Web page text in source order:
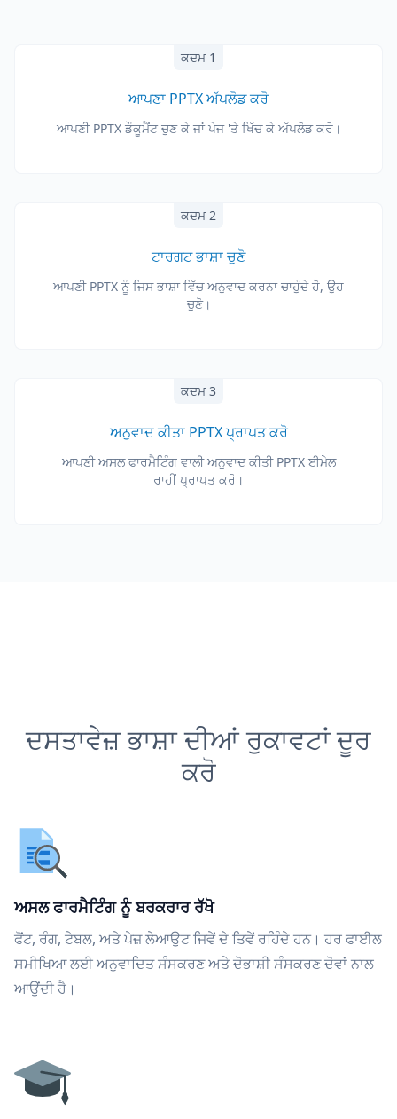
ਕਦਮ 1
ਆਪਣਾ PPTX ਅੱਪਲੋਡ ਕਰੋ
ਆਪਣੀ PPTX ਡੌਕੂਮੈਂਟ ਚੁਣ ਕੇ ਜਾਂ ਪੇਜ 'ਤੇ ਖਿੱਚ ਕੇ ਅੱਪਲੋਡ ਕਰੋ।
ਕਦਮ 2
ਟਾਰਗਟ ਭਾਸ਼ਾ ਚੁਣੋ
ਆਪਣੀ PPTX ਨੂੰ ਜਿਸ ਭਾਸ਼ਾ ਵਿੱਚ ਅਨੁਵਾਦ ਕਰਨਾ ਚਾਹੁੰਦੇ ਹੋ, ਉਹ
ਚੁਣੋ।
ਕਦਮ 3
ਅਨੁਵਾਦ ਕੀਤਾ PPTX ਪ੍ਰਾਪਤ ਕਰੋ
ਆਪਣੀ ਅਸਲ ਫਾਰਮੈਟਿੰਗ ਵਾਲੀ ਅਨੁਵਾਦ ਕੀਤੀ PPTX ਈਮੇਲ
ਰਾਹੀਂ ਪ੍ਰਾਪਤ ਕਰੋ।
ਦਸਤਾਵੇਜ਼ ਭਾਸ਼ਾ ਦੀਆਂ ਰੁਕਾਵਟਾਂ ਦੂਰ
ਕਰੋ
ਅਸਲ ਫਾਰਮੈਟਿੰਗ ਨੂੰ ਬਰਕਰਾਰ ਰੱਖੋ
ਫੋਂਟ, ਰੰਗ, ਟੇਬਲ, ਅਤੇ ਪੇਜ਼ ਲੇਆਉਟ ਜਿਵੇਂ ਦੇ ਤਿਵੇਂ ਰਹਿੰਦੇ ਹਨ। ਹਰ ਫਾਈਲ
ਸਮੀਖਿਆ ਲਈ ਅਨੁਵਾਦਿਤ ਸੰਸਕਰਣ ਅਤੇ ਦੋਭਾਸ਼ੀ ਸੰਸਕਰਣ ਦੋਵਾਂ ਨਾਲ
ਆਉਂਦੀ ਹੈ।